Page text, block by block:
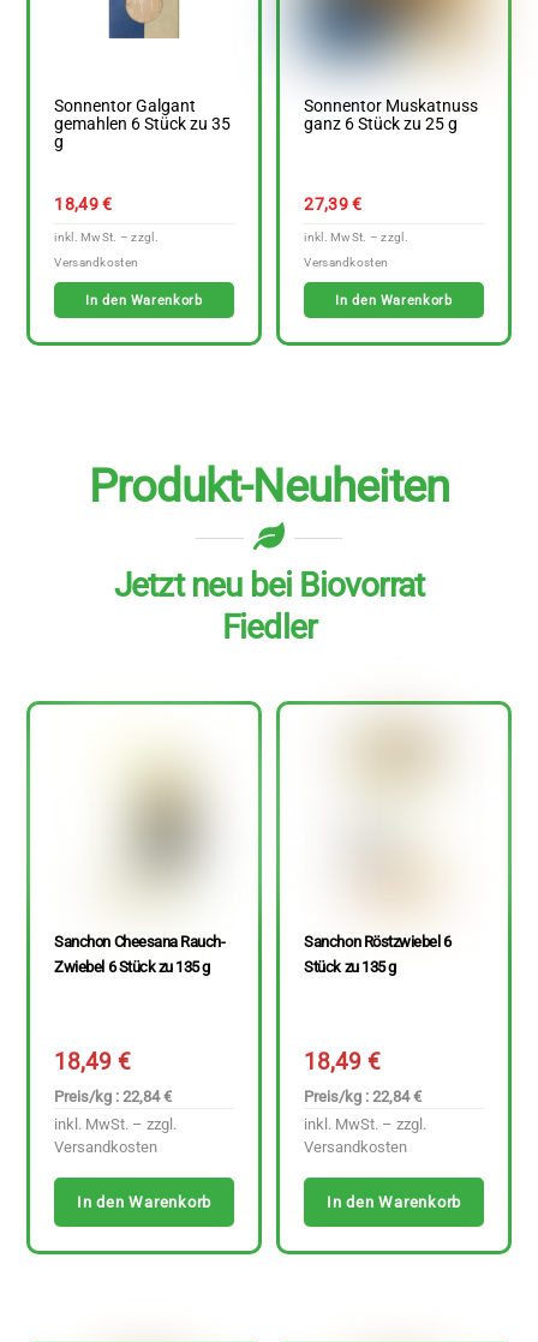
Sonnentor Galgant
gemahlen 6 Stück zu 35
g
18,49€
In den Warenkorb
Sonnentor Muskatnuss
ganz 6 Stück zu 25 g
27,39€
In den Warenkorb
Produkt-Neuheiten
Jetzt neu bei Biovorrat
Fiedler
Sanchon Cheesana Rauch-
Zwiebel 6 Stück zu 135 g
18,49€
Preis/kg : 22,84 €
inkl. MwSt. – zzgl.
Versandkosten
In den Warenkorb
Sanchon Röstzwiebel 6
Stück zu 135 g
18,49€
Preis/kg : 22,84 €
inkl. MwSt. – zzgl.
Versandkosten
In den Warenkorb